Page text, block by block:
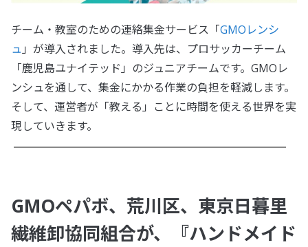
チーム・教室のための連絡集金サービス「GMOレンシ
ュ 」が導入されました。導入先は、プロサッカーチーム
「鹿児島ユナイテッド」のジュニアチームです。GMOレ
ンシュを通して、集金にかかる作業の負担を軽減します。
そして、運営者が「教える」ことに時間を使える世界を実
現していきます。
GMOペパボ、荒川区、東京日暮里
繊維卸協同組合が、『ハンドメイド